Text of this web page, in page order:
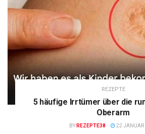
REZEPTE
5 häufige Irrtümer über die
Oberarm
BY REZEPTE38 22